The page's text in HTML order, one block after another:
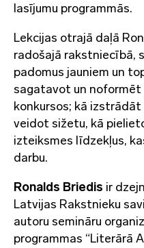
lasījumu programmās.
Lekcijas otrajā daļā
radošajā rakstniecībā,
padomus jauniem un
sagatavot un noformēt
konkursos; kā
veidot sižetu, kā
izteiksmes līdzekļus,
darbu.
Ronalds Briedis ir
Latvijas Rakstnieku
autoru semināru
programmas “Literārā